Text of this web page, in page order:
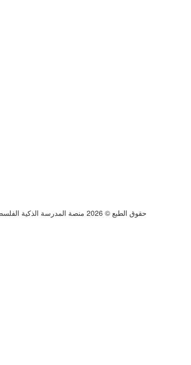
حقوق الطبع © 2026 منصة المدرسة الذكية الفلسطينية